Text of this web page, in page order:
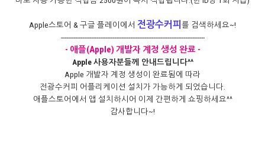
Apple스토어 & 구글 플레이에서 전광수커피 를 검색하세요~!
---------------------------------------------------------------------------------
- 애플(Apple) 개발자 계정 생성 완료 -
Apple 사용자분들께 안내드립니다^^
Apple 개발자 계정 생성이 완료됨에 따라
전광수커피 어플리케이션 설치가 가능하게 되었습니다.
애플스토어에서 앱 설치하시어 이제 간편하게 쇼핑하세요^^
감사합니다~!